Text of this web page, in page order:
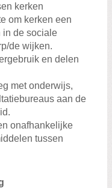
kerken
om kerken een
in de sociale
de wijken.
en delen
met onderwijs,
aan de
onafhankelijke
tussen